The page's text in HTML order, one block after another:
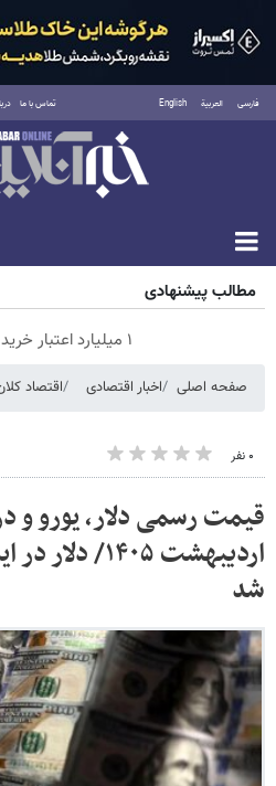
فارسی العربية English تماس با ما
پنجشنبه ۱۵ مرداد ۱۴۰۵
مطالب پیشنهادی
۱ میلیارد اعتبار خرید طلا | بدون ضامن و چک
صفحه اصلی اخبار اقتصادی اقتصاد
۰ نفر
اردیبهشت
شد